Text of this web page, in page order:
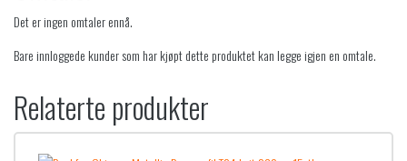
Det er ingen omtaler ennå.
Bare innloggede kunder som har kjøpt dette produktet kan legge igjen en omtale.
Relaterte produkter